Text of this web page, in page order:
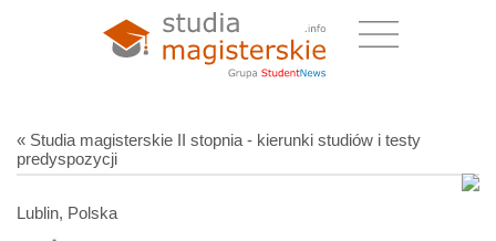
« Studia magisterskie II stopnia - kierunki studiów i testy
predyspozycji
Lublin, Polska